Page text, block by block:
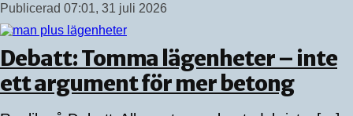
Publicerad 07:01, 31 juli 2026
Debatt: Tomma lägenheter – inte
ett argument för mer betong